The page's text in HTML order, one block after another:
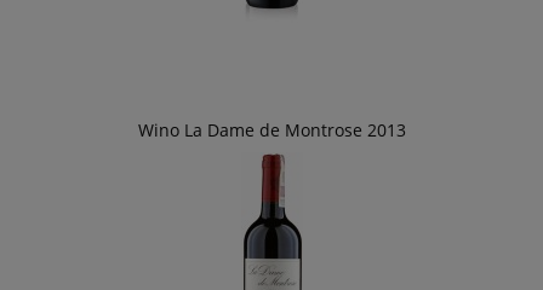
Wino La Dame de Montrose 2013